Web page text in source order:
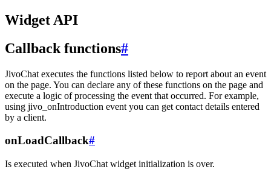
Widget API
Callback functions#
JivoChat executes the functions listed below to report about an event
on the page. You can declare any of these functions on the page and
execute a logic of processing the event that occurred. For example,
using jivo_onIntroduction event you can get contact details entered
by a client.
onLoadCallback#
Is executed when JivoChat widget initialization is over.